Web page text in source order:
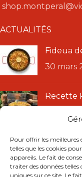
Pour offrir les meilleures
telles que les cookies
appareils. Le fait de
traiter des données
uniques sur ce site. Le
ACTUALITÉS
Fideua
30 mars
Recette
LIENS UTILES
CGU
CGV